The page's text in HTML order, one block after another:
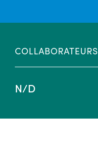
COLLABORATEURS
N/D